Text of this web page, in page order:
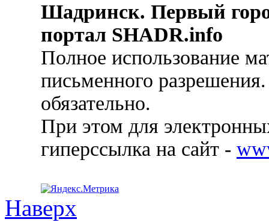
Шадринск. Первый
портал SHADR.info
Полное использование
письменного
обязательно.
При этом для
гиперссылка на сайт -
Наверх